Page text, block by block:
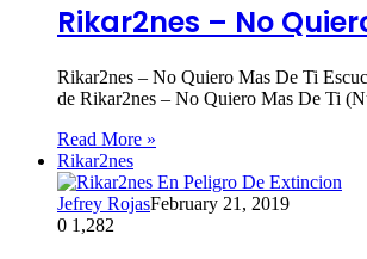
Rikar2nes – No
Rikar2nes – No Quiero Mas De Ti
de Rikar2nes – No Quiero Mas De Ti
Read More »
Rikar2nes
Jefrey RojasFebruary 21, 2019
0 1,282